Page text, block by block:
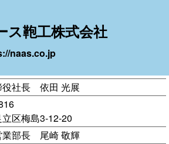
ス鞄工株式会社
naas.co.jp
役社長 依田 光展
区梅島3-12-20
業部長 尾崎 敬輝